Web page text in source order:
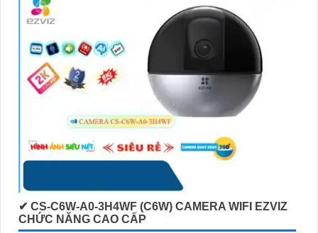
✔ CS-C6W-A0-3H4WF (C6W) CAMERA WIFI EZVIZ
CHỨC NĂNG CAO CẤP